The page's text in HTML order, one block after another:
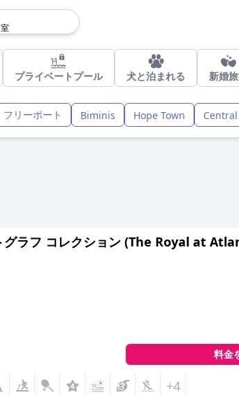
室
プライベートプール 犬と泊まれる 新婚
フリーポート Biminis Hope Town
グラフ コレクション (The Royal at
料金
+4